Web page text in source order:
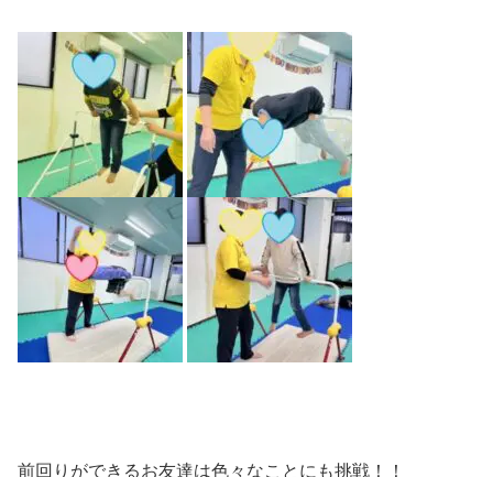
前回りができるお友達は色々なことにも挑戦！！